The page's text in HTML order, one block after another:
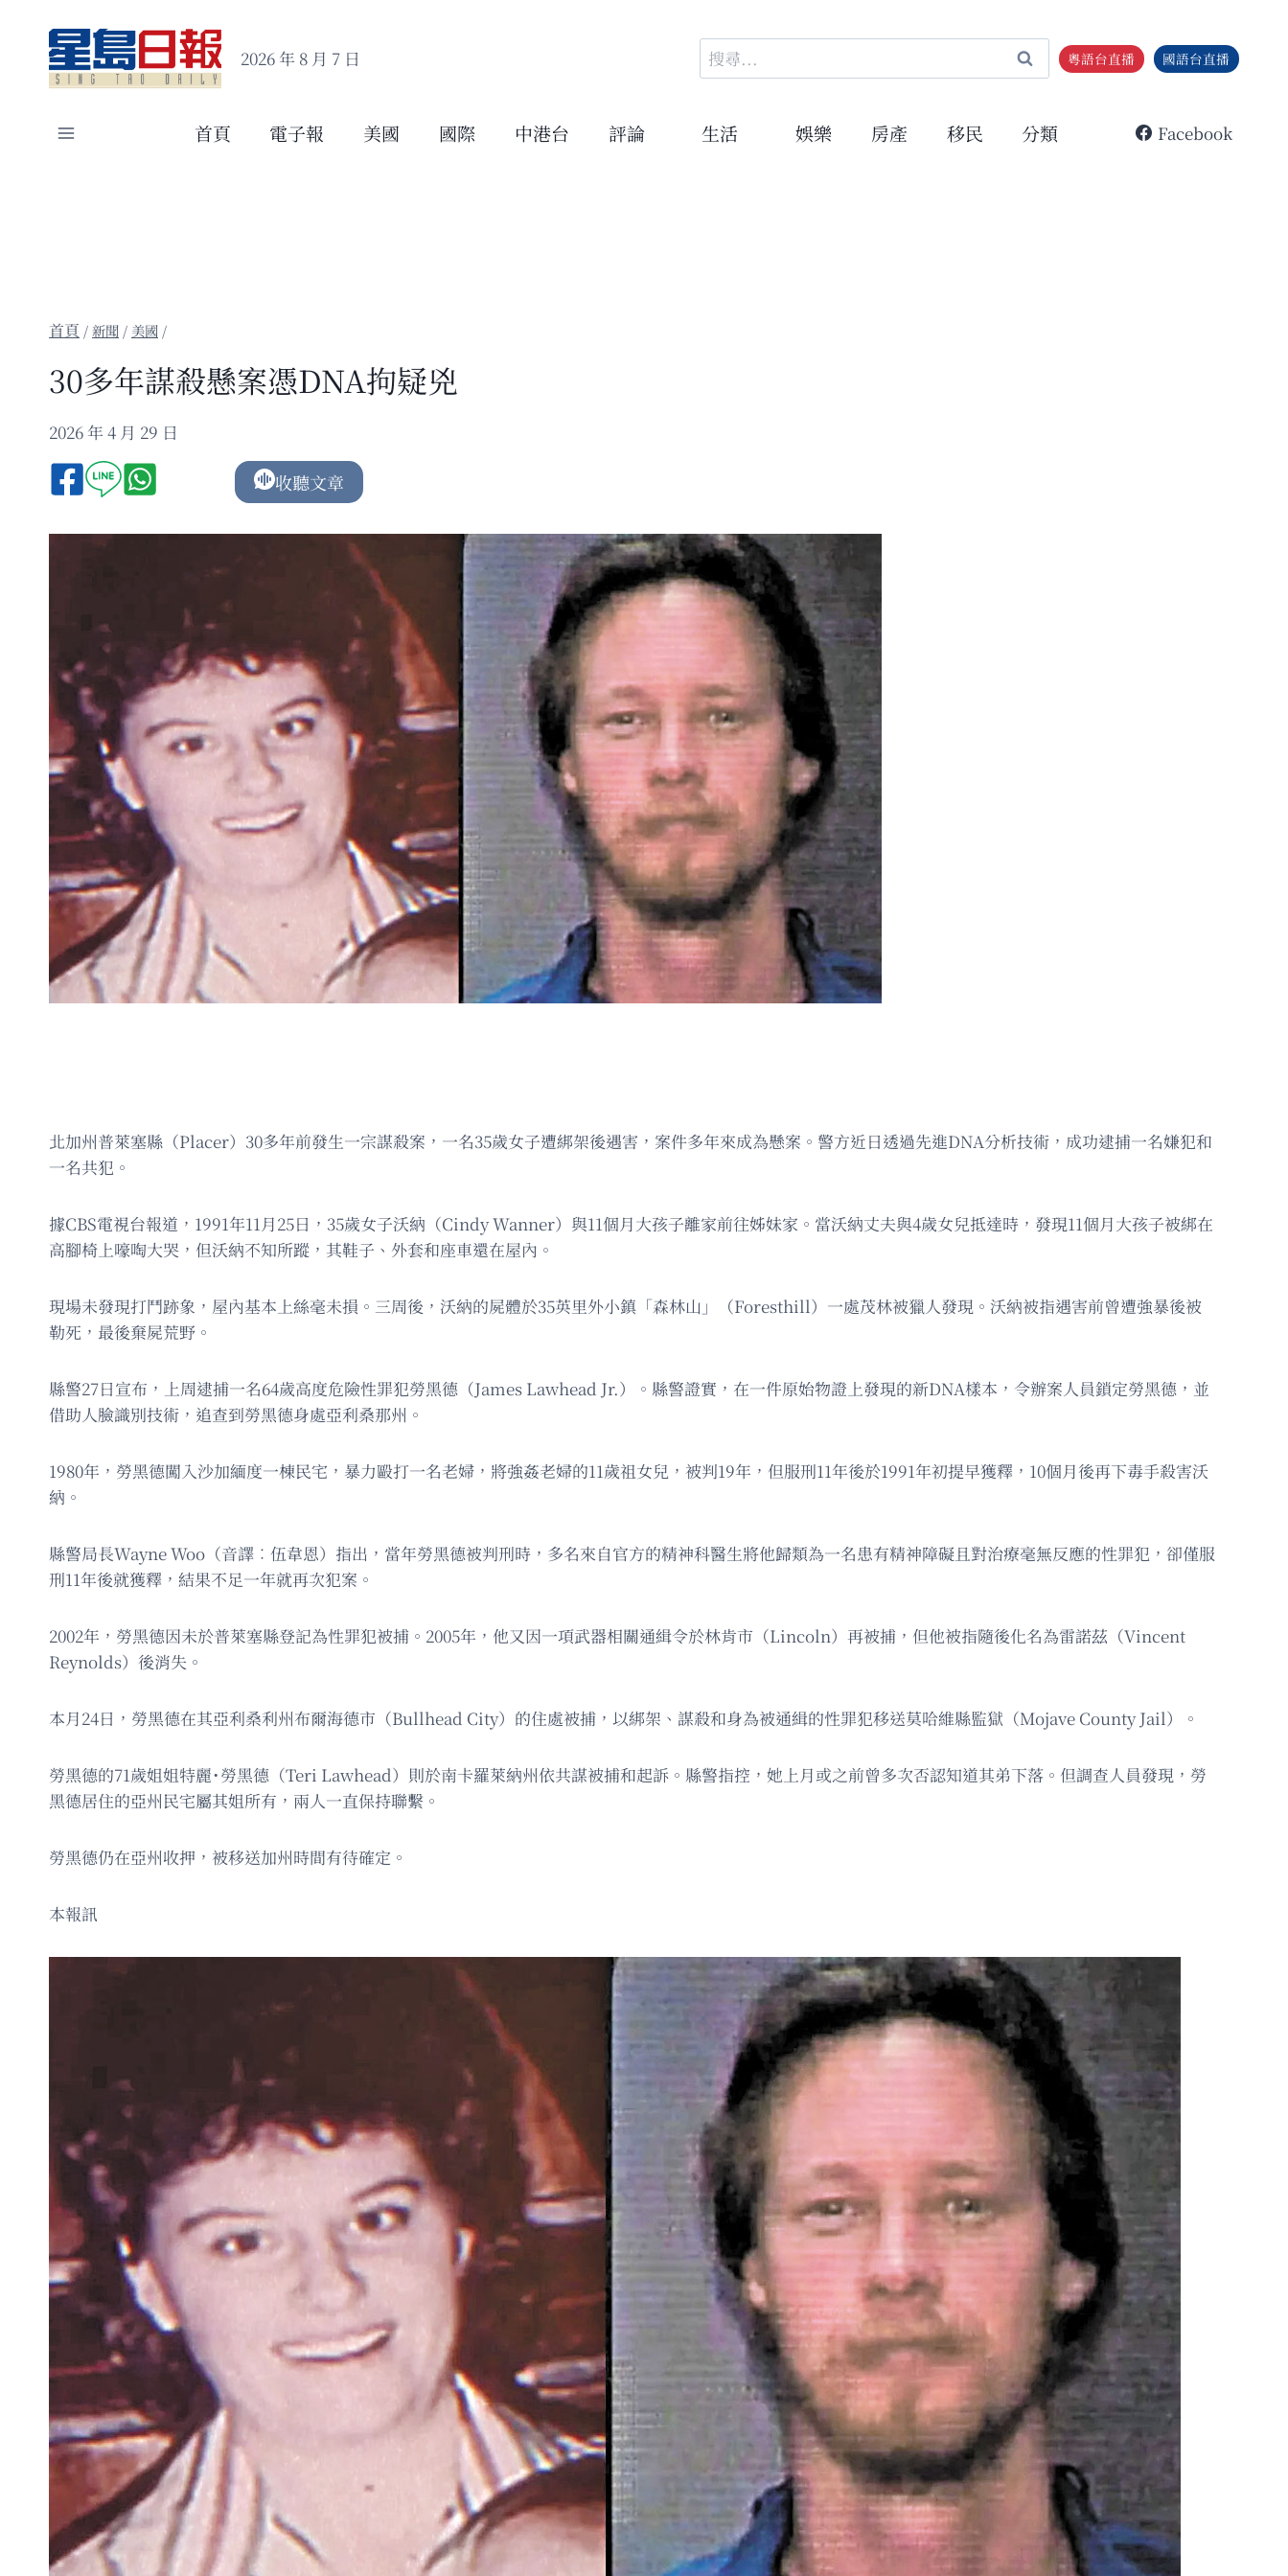
content
2026 年 8 月 7 日
搜
尋
鍵
粵語台直播 國語台直播
首頁 電子報 美國 國際 中港台 評論 生活 娛樂 房產 移民 分類 Facebook
/新聞 / 美國 /
30多年謀殺懸案憑DNA拘疑兇
2026 年 4 月 29 日
收聽文章
北加州普萊塞縣（Placer）30多年前發生一宗謀殺案，一名35歲女子遭綁架後遇害，案件多年來成為懸案。警方近日透過先進DNA分析技術，成功逮捕一名嫌犯和
一名共犯。
據CBS電視台報道，1991年11月25日，35歲女子沃納（Cindy Wanner）與11個月大孩子離家前往姊妹家。當沃納丈夫與4歲女兒抵達時，發現11個月大孩子被綁在
高腳椅上嚎啕大哭，但沃納不知所蹤，其鞋子、外套和座車還在屋內。
現場未發現打鬥跡象，屋內基本上絲毫未損。三周後，沃納的屍體於35英里外小鎮「森林山」（Foresthill）一處茂林被獵人發現。沃納被指遇害前曾遭強暴後被
勒死，最後棄屍荒野。
縣警27日宣布，上周逮捕一名64歲高度危險性罪犯勞黑德（James Lawhead Jr.）。縣警證實，在一件原始物證上發現的新DNA樣本，令辦案人員鎖定勞黑德，並
借助人臉識別技術，追查到勞黑德身處亞利桑那州。
1980年，勞黑德闖入沙加緬度一棟民宅，暴力毆打一名老婦，將強姦老婦的11歲祖女兒，被判19年，但服刑11年後於1991年初提早獲釋，10個月後再下毒手殺害沃
納。
縣警局長Wayne Woo（音譯︰伍韋恩）指出，當年勞黑德被判刑時，多名來自官方的精神科醫生將他歸類為一名患有精神障礙且對治療毫無反應的性罪犯，卻僅服
刑11年後就獲釋，結果不足一年就再次犯案。
2002年，勞黑德因未於普萊塞縣登記為性罪犯被捕。2005年，他又因一項武器相關通緝令於林肯市（Lincoln）再被捕，但他被指隨後化名為雷諾茲（Vincent
Reynolds）後消失。
本月24日，勞黑德在其亞利桑利州布爾海德市（Bullhead City）的住處被捕，以綁架、謀殺和身為被通緝的性罪犯移送莫哈維縣監獄（Mojave County Jail）。
勞黑德的71歲姐姐特麗˙勞黑德（Teri Lawhead）則於南卡羅萊納州依共謀被捕和起訴。縣警指控，她上月或之前曾多次否認知道其弟下落。但調查人員發現，勞
黑德居住的亞州民宅屬其姐所有，兩人一直保持聯繫。
勞黑德仍在亞州收押，被移送加州時間有待確定。
本報訊